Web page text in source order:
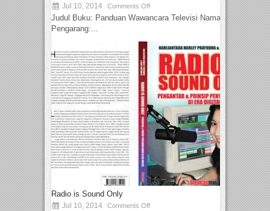
Jul 10, 2014 Comments Off
Judul Buku: Panduan Wawancara Televisi Nama
Pengarang:...
Radio is Sound Only
Jul 10, 2014 Comments Off